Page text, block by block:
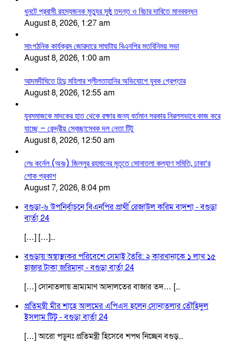
ধুনটে প্রবাসী রহস্যজনক মৃত্যুর সুষ্ঠু তদন্ত ও বিচার দাবিতে মানববন্ধন
August 8, 2026, 1:27 am
সাংগঠনিক কার্যক্রম জোরদারে সাঘাটায় বিএনপির মতবিনিময় সভা
August 8, 2026, 1:00 am
আদমদীঘিতে হিন্দু মহিলার শ্লীলতাহানির অভিযোগে যুবক গ্রেপ্তার
August 8, 2026, 12:55 am
যুবসমাজকে মাদকের হাত থেকে রক্ষার জন্য বর্তমান সরকার নিরলসভাবে কাজ করে
যাচ্ছে – কেন্দ্রীয় স্বেচ্ছাসেবক দল নেতা টিটু
August 8, 2026, 12:50 am
লেঃ কর্নেল (অবঃ) জিল্লুর রহমানের মৃতূতে সোনাতলা কল্যাণ সমিতি, ঢাকা’র
শোক প্রকাশ
August 7, 2026, 8:04 pm
বগুড়া-৬ উপনির্বাচনে বিএনপির প্রার্থী রেজাউল করিম বাদশা - বগুড়া
বার্তা 24
[…] […]...
বগুড়ায় অস্বাস্থ্যকর পরিবেশে সেমাই তৈরি: ২ কারখানাকে ১ লাখ ১৫
হাজার টাকা জরিমানা - বগুড়া বার্তা 24
[…] সোনাতলায় ভ্রাম্যমাণ আদালতের বাজার তদ… [...
প্রতিমন্ত্রী মীর শাহে আলমের এপিএস হলেন সোনাতলার তৌহিদুল
ইসলাম টিটু - বগুড়া বার্তা 24
[…] আরো পড়ূনঃ প্রতিমন্ত্রী হিসেবে শপথ নিচ্ছেন বগুড়...